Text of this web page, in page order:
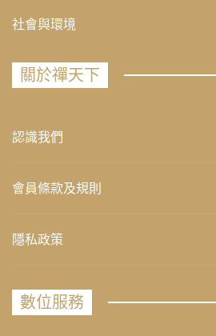
社會與環境
關於禪天下
認識我們
會員條款及規則
隱私政策
數位服務